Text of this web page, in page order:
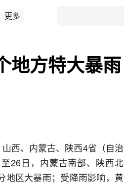
更多
地方特大暴雨
西、内蒙古、陕西4省（自治
26日，内蒙古南部、陕西北
地区大暴雨；受降雨影响，黄